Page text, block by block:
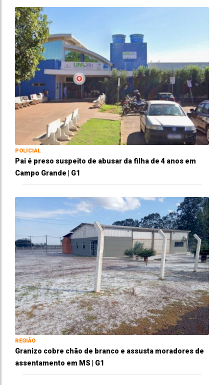
POLICIAL
Pai é preso suspeito de abusar da filha de 4 anos em
Campo Grande | G1
REGIÃO
Granizo cobre chão de branco e assusta moradores de
assentamento em MS | G1